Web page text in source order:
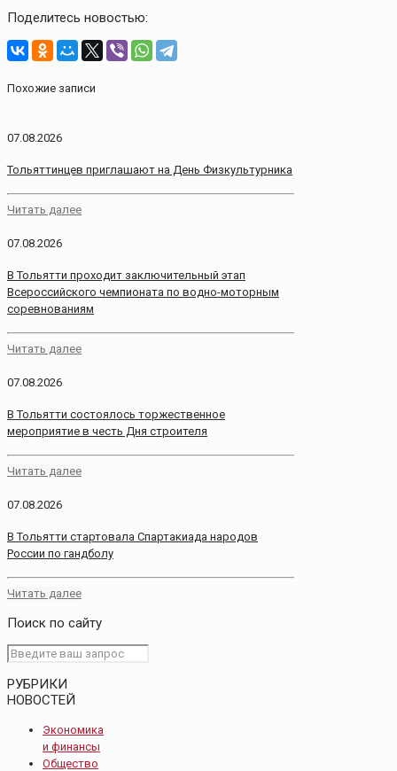
Поделитесь новостью:
Похожие записи
07.08.2026
Тольяттинцев приглашают на День Физкультурника
Читать далее
07.08.2026
В Тольятти проходит заключительный этап
Всероссийского чемпионата по водно-моторным
соревнованиям
Читать далее
07.08.2026
В Тольятти состоялось торжественное
мероприятие в честь Дня строителя
Читать далее
07.08.2026
В Тольятти стартовала Спартакиада народов
России по гандболу
Читать далее
Поиск по сайту
РУБРИКИ
НОВОСТЕЙ
Экономика
и финансы
Общество